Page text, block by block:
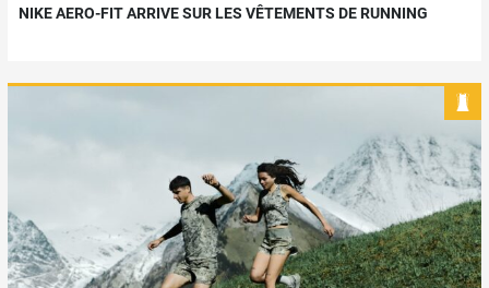
NIKE AERO-FIT ARRIVE SUR LES VÊTEMENTS DE RUNNING